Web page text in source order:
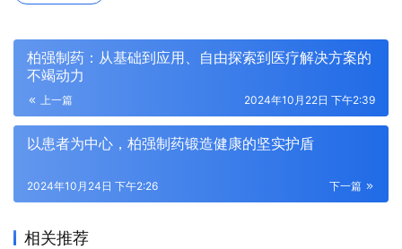
柏强制药：从基础到应用、自由探索到医疗解决方案的
不竭动力
上一篇 2024年10月22日 下午2:39
以患者为中心，柏强制药锻造健康的坚实护盾
下一篇
2024年10月24日 下午2:26
相关推荐